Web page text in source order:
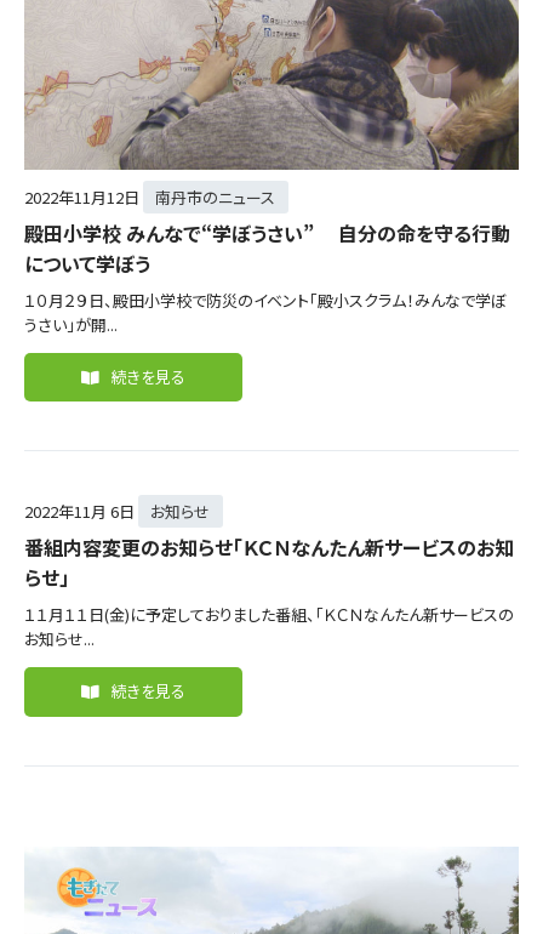
2022年11月12日 南丹市のニュース
殿田小学校 みんなで“学ぼうさい” 自分の命を守る行動
について学ぼう
１０月２９日、殿田小学校で防災のイベント「殿小スクラム！みんなで学ぼ
うさい」が開...
続きを見る
2022年11月 6日 お知らせ
番組内容変更のお知らせ「ＫＣＮなんたん新サービスのお知
らせ」
１１月１１日(金)に予定しておりました番組、「ＫＣＮなんたん新サービスの
お知らせ...
続きを見る